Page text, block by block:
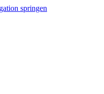
springen